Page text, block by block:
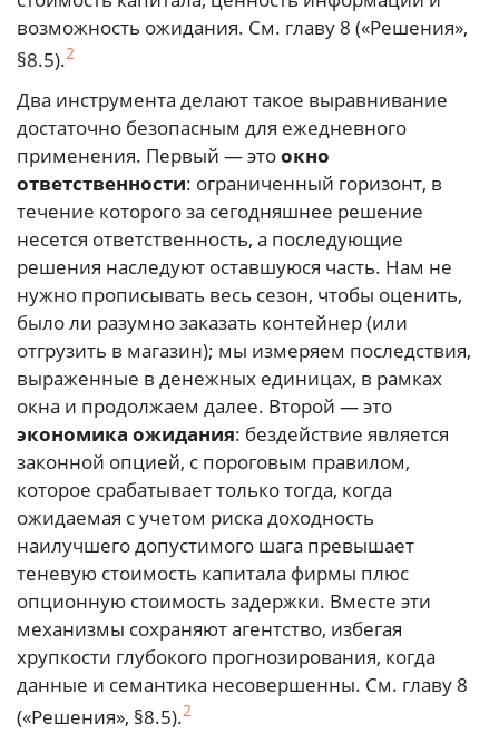
возможность ожидания. См. главу 8 («Решения»,
§8.5).2
Два инструмента делают такое выравнивание
достаточно безопасным для ежедневного
применения. Первый — этоокно
ответственности: ограниченный горизонт, в
течение которого за сегодняшнее решение
несется ответственность, а последующие
решения наследуют оставшуюся часть. Нам не
нужно прописывать весь сезон, чтобы оценить,
было ли разумно заказать контейнер (или
отгрузить в магазин); мы измеряем последствия,
выраженные в денежных единицах, в рамках
окна и продолжаем далее. Второй — это
экономика ожидания: бездействие является
законной опцией, с пороговым правилом,
которое срабатывает только тогда, когда
ожидаемая с учетом риска доходность
наилучшего допустимого шага превышает
теневую стоимость капитала фирмы плюс
опционную стоимость задержки. Вместе эти
механизмы сохраняют агентство, избегая
хрупкости глубокого прогнозирования, когда
данные и семантика несовершенны. См. главу 8
(«Решения», §8.5).2